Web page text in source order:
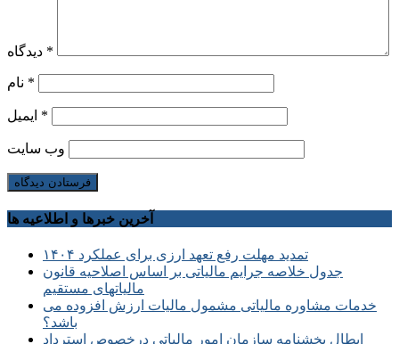
*
*
*
وب‌ سایت
آخرین خبرها و اطلاعیه ها
تمدید مهلت رفع تعهد ارزی برای عملکرد ۱۴۰۴
جدول خلاصه جرایم مالیاتی بر اساس اصلاحیه قانون
مالیاتهای مستقیم
خدمات مشاوره مالیاتی مشمول مالیات ارزش افزوده می
باشد؟
ابطال بخشنامه سازمان امور مالیاتی درخصوص استرداد